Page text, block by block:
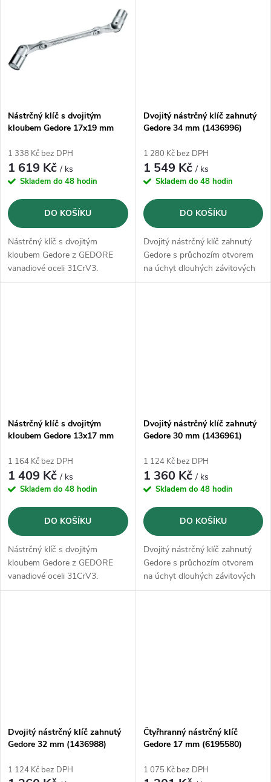
ů
Nástrčný klíč s dvojitým
kloubem Gedore 17x19 mm
1 338 Kč bez DPH
1 619 Kč/ ks
Skladem do 48 hodin
DO KOŠÍKU
Nástrčný klíč s dvojitým
kloubem Gedore z GEDORE
vanadiové oceli 31CrV3.
Dvojitý nástrčný klíč zahnutý
Gedore 34 mm (1436996)
1 280 Kč bez DPH
1 549 Kč/ ks
Skladem do 48 hodin
DO KOŠÍKU
Dvojitý nástrčný klíč zahnutý
Gedore s průchozím otvorem
na úchyt dlouhých závitových
čepů na zalomené straně.
Nástrčný klíč s dvojitým
kloubem Gedore 13x17 mm
1 164 Kč bez DPH
1 409 Kč/ ks
Skladem do 48 hodin
DO KOŠÍKU
Nástrčný klíč s dvojitým
kloubem Gedore z GEDORE
vanadiové oceli 31CrV3.
Dvojitý nástrčný klíč zahnutý
Gedore 30 mm (1436961)
1 124 Kč bez DPH
1 360 Kč/ ks
Skladem do 48 hodin
DO KOŠÍKU
Dvojitý nástrčný klíč zahnutý
Gedore s průchozím otvorem
na úchyt dlouhých závitových
čepů na zalomené straně.
Dvojitý nástrčný klíč zahnutý
Gedore 32 mm (1436988)
1 124 Kč bez DPH
Čtyřhranný nástrčný klíč
Gedore 17 mm (6195580)
1 075 Kč bez DPH